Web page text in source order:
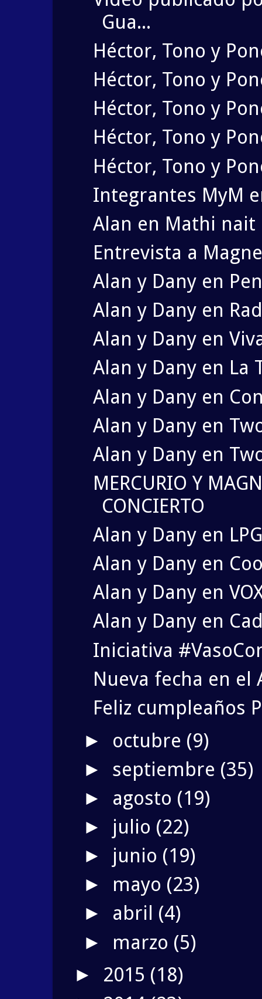
Gua...
Héctor, Tono y
Héctor, Tono y
Héctor, Tono y
Héctor, Tono y
Héctor, Tono y
Integrantes MyM
Alan en Mathi nait
Entrevista a
Alan y Dany en
Alan y Dany en
Alan y Dany en
Alan y Dany en La
Alan y Dany en
Alan y Dany en
Alan y Dany en
MERCURIO Y
CONCIERTO
Alan y Dany en
Alan y Dany en
Alan y Dany en
Alan y Dany en
Iniciativa
Nueva fecha en
Feliz cumpleaños
► octubre (9)
► septiembre (35)
► agosto (19)
► julio (22)
► junio (19)
► mayo (23)
► abril (4)
► marzo (5)
► 2015 (18)